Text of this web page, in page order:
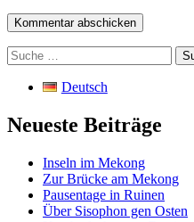
Suche
nach:
Deutsch
Neueste Beiträge
Inseln im Mekong
Zur Brücke am Mekong
Pausentage in Ruinen
Über Sisophon gen Osten